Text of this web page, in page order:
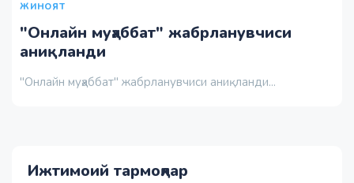
ЖИНОЯТ
"Онлайн муҳаббат" жабрланувчиси
аниқланди
"Онлайн муҳаббат" жабрланувчиси аниқланди...
Ижтимоий тармоқлар